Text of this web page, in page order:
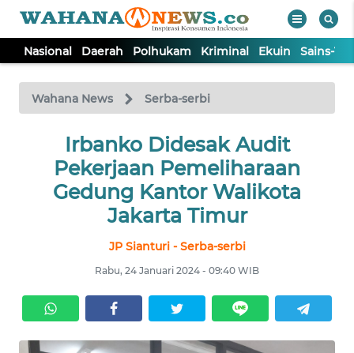
Nasional Daerah Polhukam Kriminal Ekuin Sains-
Wahana News Serba-serbi
Irbanko Didesak Audit
Pekerjaan Pemeliharaan
Gedung Kantor Walikota
Jakarta Timur
JP Sianturi - Serba-serbi
Rabu, 24 Januari 2024 - 09:40 WIB
TV
Tutup
NASIONAL
DAERAH
EKUIN